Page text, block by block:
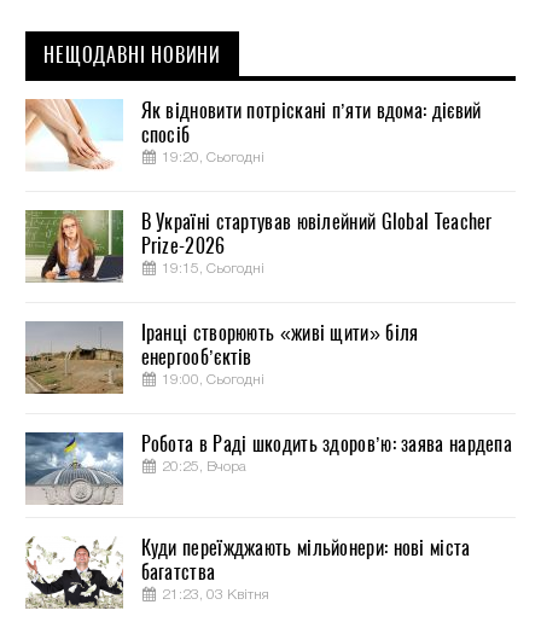
НЕЩОДАВНІ НОВИНИ
Як відновити потріскані п’яти вдома: дієвий
спосіб
19:20, Сьогодні
В Україні стартував ювілейний Global Teacher
Prize-2026
19:15, Сьогодні
Іранці створюють «живі щити» біля
енергооб’єктів
19:00, Сьогодні
Робота в Раді шкодить здоров’ю: заява нардепа
20:25, Вчора
Куди переїжджають мільйонери: нові міста
багатства
21:23, 03 Квітня